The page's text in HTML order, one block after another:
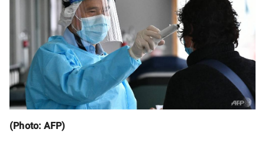
(Photo: AFP)